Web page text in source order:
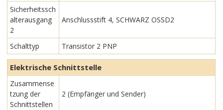
Sicherheitssch
alterausgang
2
Anschlussstift 4, SCHWARZ OSSD2
Schalttyp Transistor 2 PNP
Elektrische Schnittstelle
Zusammense
tzung der
Schnittstellen
2 (Empfänger und Sender)